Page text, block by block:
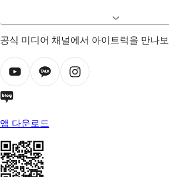
공식 미디어 채널에서 아이트럭을 만나
앱 다운로드